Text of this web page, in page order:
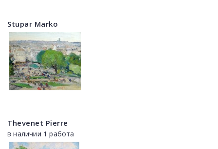
Stupar Marko
Thevenet Pierre
в наличии 1 работа